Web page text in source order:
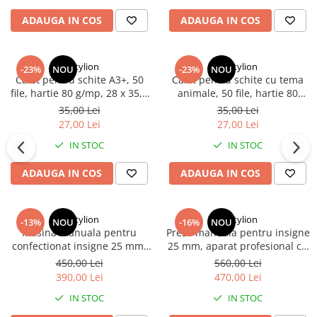
ADAUGA IN COS ADAUGA IN COS
-23% NOU
Dactylion
Caiet pentru schite A3+, 50
file, hartie 80 g/mp, 28 x 35,5
cm, coperta carton albastra,
pentru desen si schitare
35,00 Lei
27,00 Lei
IN STOC
ADAUGA IN COS
-23% NOU
Dactylion
Caiet pentru schite cu tema
animale, 50 file, hartie 80
g/mp, 28 x 35,5 cm, coperta
carton visinie, Perfect Bound,
pentru desen si ilustratii
35,00 Lei
27,00 Lei
IN STOC
ADAUGA IN COS
-13% NOU
Dactylion
Masina manuala pentru
confectionat insigne 25 mm,
kit complet 100 piese, matrita
inclusa, maner ergonomic,
pentru personalizare badge-
uri si ecusoane
450,00 Lei
390,00 Lei
IN STOC
-16% NOU
Dactylion
Presa manuala pentru insigne
25 mm, aparat profesional cu
matrita inclusa, kit complet
200 piese
560,00 Lei
470,00 Lei
IN STOC